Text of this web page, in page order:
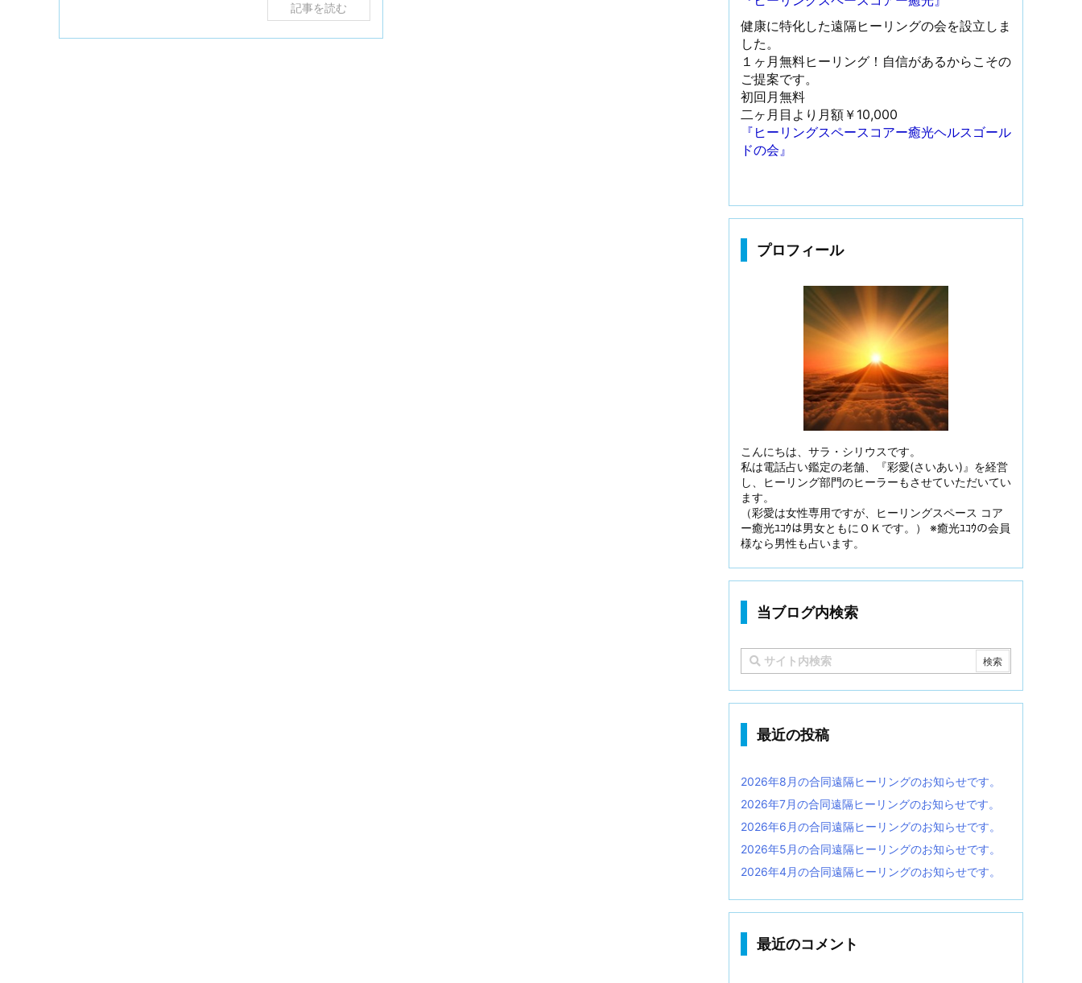
記事を読む
健康に特化した遠隔ヒーリングの会を設立しま
した。
１ヶ月無料ヒーリング！自信があるからこその
ご提案です。
初回月無料
二ヶ月目より月額￥10,000
『ヒーリングスペースコアー癒光ヘルスゴール
ドの会』
プロフィール
こんにちは、サラ・シリウスです。
私は電話占い鑑定の老舗、『彩愛(さいあい)』を経営
し、ヒーリング部門のヒーラーもさせていただいてい
ます。
（彩愛は女性専用ですが、ヒーリングスペース コア
ー癒光ﾕｺｳは男女ともにＯＫです。） ※癒光ﾕｺｳの会員
様なら男性も占います。
当ブログ内検索
最近の投稿
2026年8月の合同遠隔ヒーリングのお知らせです。
2026年7月の合同遠隔ヒーリングのお知らせです。
2026年6月の合同遠隔ヒーリングのお知らせです。
2026年5月の合同遠隔ヒーリングのお知らせです。
2026年4月の合同遠隔ヒーリングのお知らせです。
最近のコメント